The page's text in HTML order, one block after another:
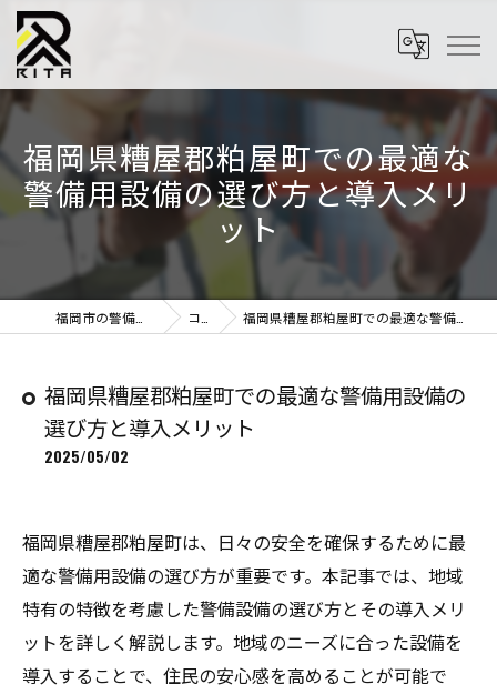
福岡県糟屋郡粕屋町での最適な
警備用設備の選び方と導入メリ
ット
福岡市の警備はRITA株式会社 コラム 福岡県糟屋郡粕屋町での最適な警備用設備の選び方と導入メリット
福岡県糟屋郡粕屋町での最適な警備用設備の
選び方と導入メリット
2025/05/02
福岡県糟屋郡粕屋町は、日々の安全を確保するために最
適な警備用設備の選び方が重要です。本記事では、地域
特有の特徴を考慮した警備設備の選び方とその導入メリ
ットを詳しく解説します。地域のニーズに合った設備を
導入することで、住民の安心感を高めることが可能で